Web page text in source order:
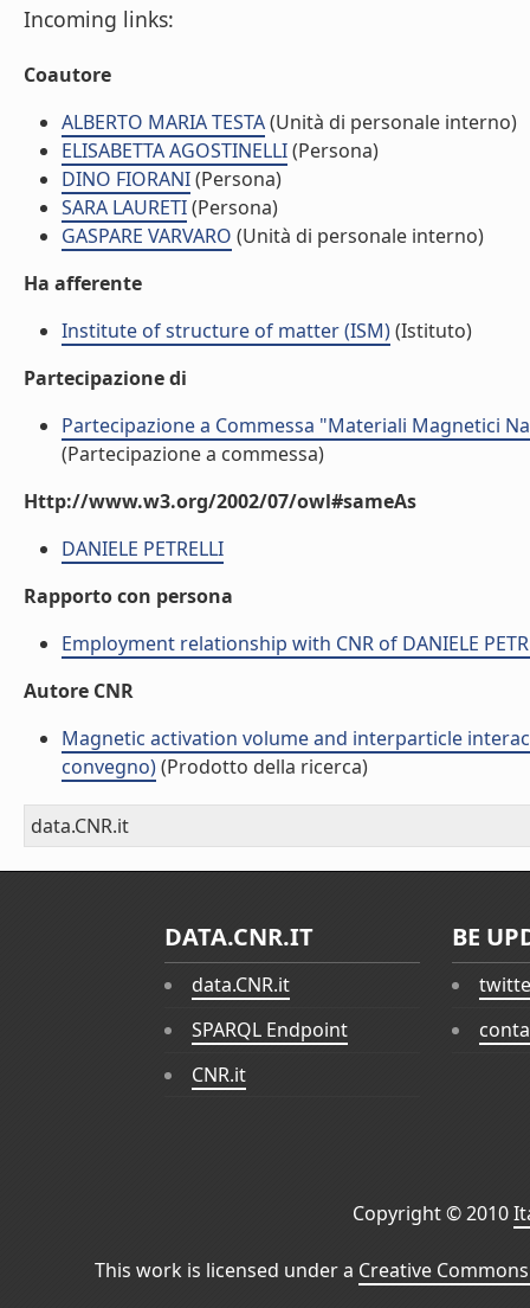
Incoming links:
Coautore
ALBERTO MARIA TESTA(Unità di personale interno)
ELISABETTA AGOSTINELLI(Persona)
DINO FIORANI(Persona)
SARA LAURETI(Persona)
GASPARE VARVARO (Unità di personale interno)
Ha afferente
Institute of structure of matter (ISM)(Istituto)
Partecipazione di
Partecipazione a Commessa "Materiali Magnetici
(Partecipazione a commessa)
Http://www.w3.org/2002/07/owl#sameAs
DANIELE PETRELLI
Rapporto con persona
Employment relationship with CNR of DANIELE
Autore CNR
Magnetic activation volume and interparticle
convegno)(Prodotto della ricerca)
data.CNR.it
DATA.CNR.IT
data.CNR.it
SPARQL Endpoint
CNR.it
BE
Copyright © 2010
This work is licensed under a Creative